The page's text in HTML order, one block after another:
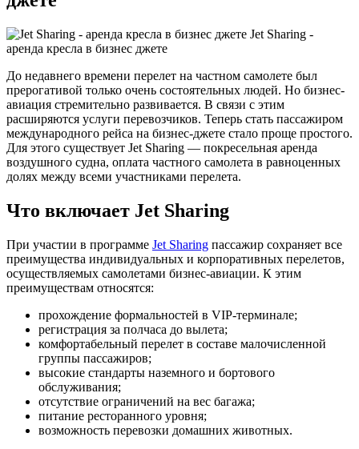
Jet Sharing -
аренда кресла в бизнес джете
До недавнего времени перелет на частном самолете был
прерогативой только очень состоятельных людей. Но бизнес-
авиация стремительно развивается. В связи с этим
расширяются услуги перевозчиков. Теперь стать пассажиром
международного рейса на бизнес-джете стало проще простого.
Для этого существует Jet Sharing — покресельная аренда
воздушного судна, оплата частного самолета в равноценных
долях между всеми участниками перелета.
Что включает Jet Sharing
При участии в программе Jet Sharing пассажир сохраняет все
преимущества индивидуальных и корпоративных перелетов,
осуществляемых самолетами бизнес-авиации. К этим
преимуществам относятся:
прохождение формальностей в VIP-терминале;
регистрация за полчаса до вылета;
комфортабельный перелет в составе малочисленной
группы пассажиров;
высокие стандарты наземного и бортового
обслуживания;
отсутствие ограничений на вес багажа;
питание ресторанного уровня;
возможность перевозки домашних животных.